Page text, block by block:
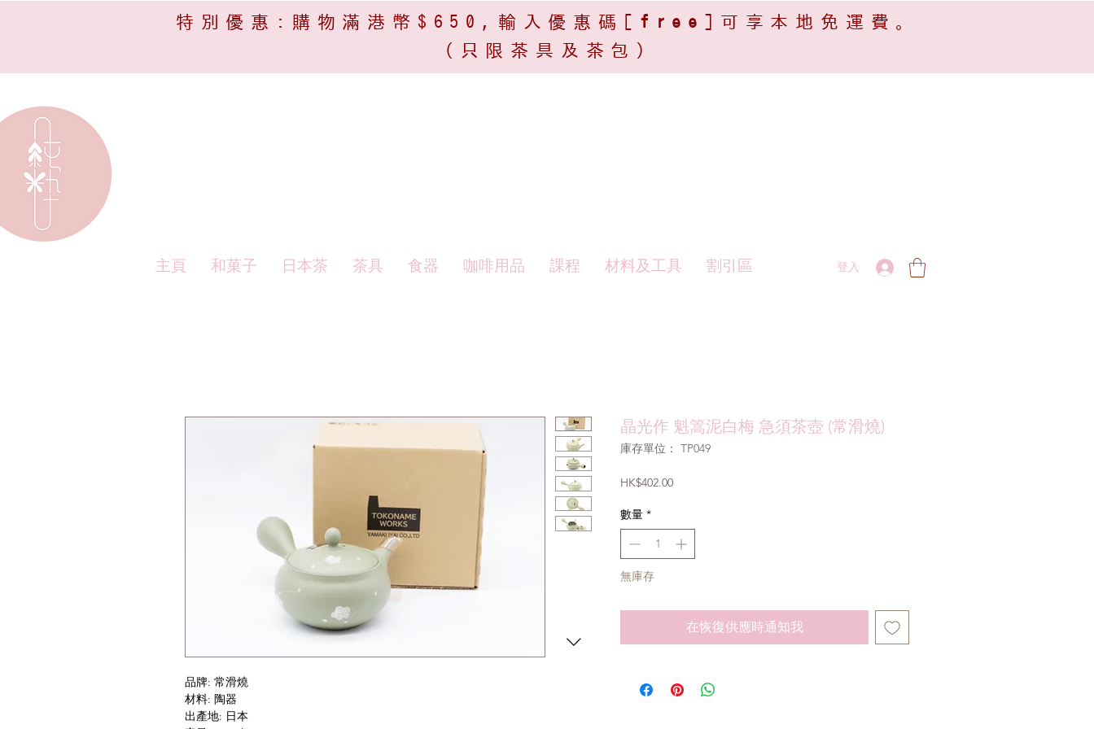
特別優惠:購物滿港幣$650,輸入優惠碼[ free
]可享本地免運費。
(只限茶具及茶包)​
主頁 和菓子 日本茶 茶具 食器 咖啡用品 課程 材料及工具 割引區 登入
品牌: 常滑燒
材料: 陶器
出產地: 日本
晶光作 魁篙泥白梅 急須茶壺 (常滑燒)
庫存單位： TP049
HK$402.00價
數量 *
無庫存
在恢復供應時通知我